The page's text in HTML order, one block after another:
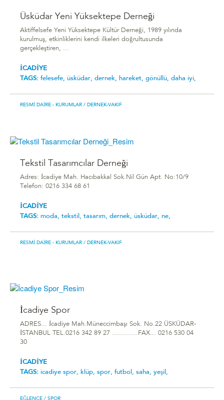
Üsküdar Yeni Yüksektepe Derneği
Aktiffelsefe Yeni Yüksektepe Kültür Derneği, 1989 yılında
kurulmuş, etkinliklerini kendi ilkeleri doğrultusunda
gerçekleştiren, ...
İCADİYE
TAGS: felesefe, üsküdar, dernek, hareket, gönüllü, daha iyi,
RESMI DAIRE - KURUMLAR / DERNEK-VAKIF
Tekstil Tasarımcılar Derneği
Adres: İcadiye Mah. Hacıbakkal Sok.Nil Gün Apt. No:10/9
Telefon: 0216 334 68 61
İCADİYE
TAGS: moda, tekstil, tasarım, dernek, üsküdar, ne,
RESMI DAIRE - KURUMLAR / DERNEK-VAKIF
İcadiye Spor
ADRES... İcadiye Mah.Müneccimbaşı Sok. No.22 ÜSKÜDAR-
İSTANBUL TEL.0216 342 89 27 .............FAX... 0216 530 04
30
İCADİYE
TAGS: i̇cadiye spor, klüp, spor, futbol, saha, yeşil,
EĞLENCE / SPOR